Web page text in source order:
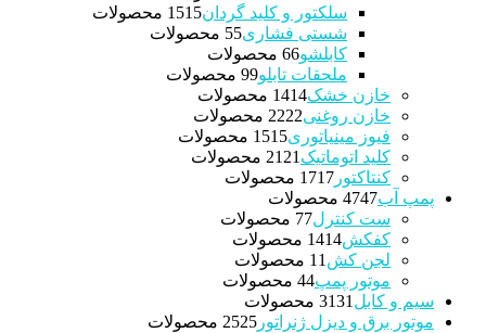
سلکتور و کلید گردان
1515 محصولات
شستی فشاری 55 محصولات
کابلشو 66 محصولات
ملحقات تابلو 99 محصولات
خازن خشک
1414 محصولات
خازن روغنی
2222 محصولات
فیوز مینیاتوری
1515 محصولات
کلید اتوماتیک
21 21 محصولات
کنتاکتور
1717 محصولات
پمپ آب
4747 محصولات
ست کنترل 77 محصولات
کفکش
1414 محصولات
لجن کش
1 1 محصولات
موتور پمپ 44 محصولات
سیم و کابل
3131 محصولات
موتور برق و دیزل ژنراتور
2525 محصولات